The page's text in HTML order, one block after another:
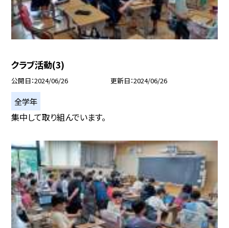
クラブ活動(3)
公開日 2024/06/26 更新日 2024/06/26
全学年
集中して取り組んでいます。